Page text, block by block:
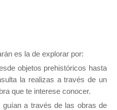
es la de explorar por:
objetos prehistóricos hasta
la realizas a través de un
que te interese conocer.
guían a través de las obras de